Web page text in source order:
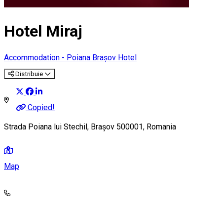
Hotel Miraj
Accommodation - Poiana Brașov Hotel
Distribuie
Copied!
Strada Poiana lui Stechil, Brașov 500001, Romania
Map